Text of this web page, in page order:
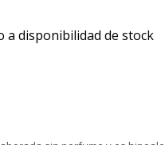
a disponibilidad de stock